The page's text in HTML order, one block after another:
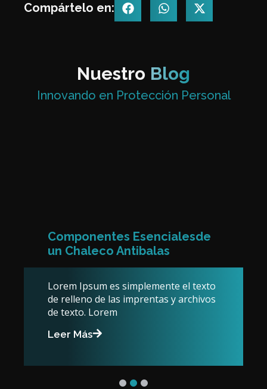
Compártelo en:
Nuestro Blog
Innovando en Protección Personal
Componentes Esencialesde
un Chaleco Antibalas
Lorem Ipsum es simplemente el texto
de relleno de las imprentas y archivos
de texto. Lorem
Leer Más